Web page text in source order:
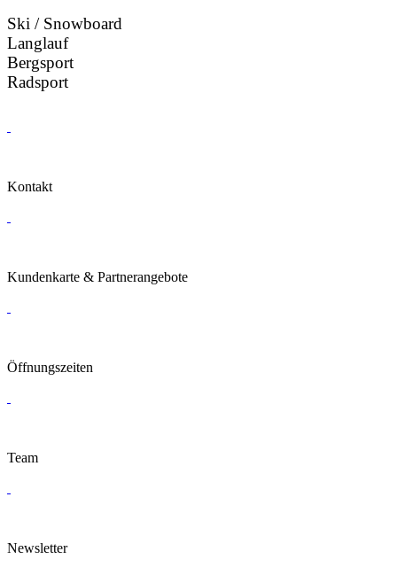
Ski / Snowboard
Langlauf
Bergsport
Radsport
Kontakt
Kundenkarte & Partnerangebote
Öffnungszeiten
Team
Newsletter